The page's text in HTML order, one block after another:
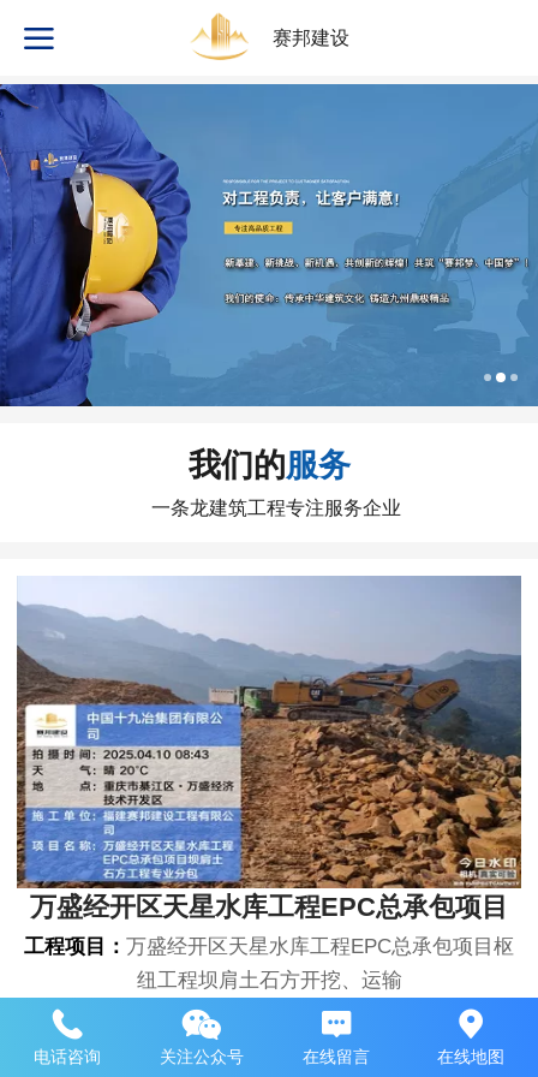
赛邦建设
我们的服务
一条龙建筑工程专注服务企业
万盛经开区天星水库工程EPC总承包项目
工程项目： 万盛经开区天星水库工程EPC总承包项目枢
纽工程坝肩土石方开挖、运输
电话咨询 关注公众号 在线留言 在线地图